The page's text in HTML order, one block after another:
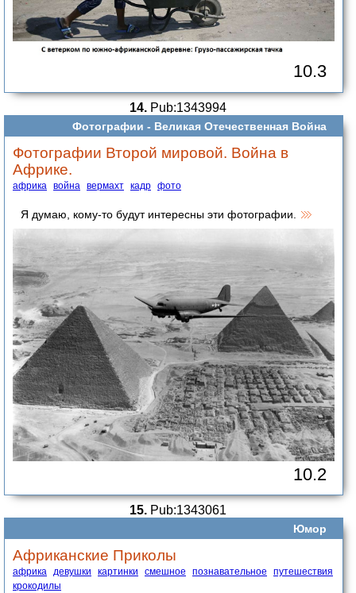
10.3
14. Pub:1343994
Фотографии - Великая Отечественная Война
Фотографии Второй мировой. Война в
Африке.
африка война вермахт кадр фото
Я думаю, кому-то будут интересны эти фотографии.
10.2
15. Pub:1343061
Юмор
Африканские Приколы
африка девушки картинки смешное познавательное
путешествия
крокодилы